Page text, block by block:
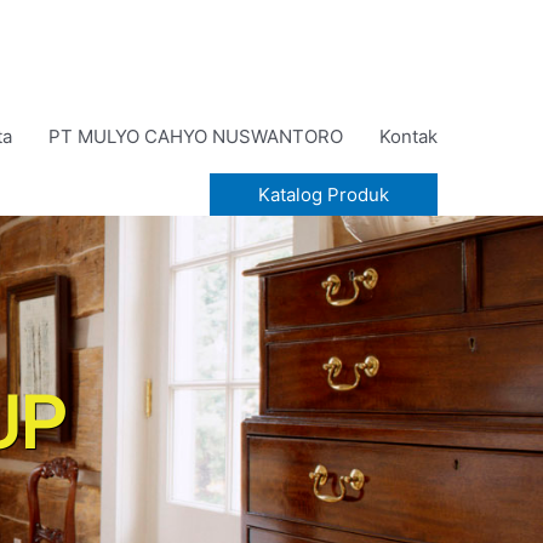
PT MULYO CAHYO NUSWANTORO Kontak
Katalog Produk
:
MODEL
KURSI
MINIMALIS
2017